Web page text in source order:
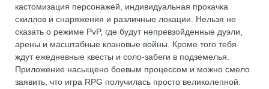
кастомизация персонажей, индивидуальная прокачка
скиллов и снаряжения и различные локации. Нельзя не
сказать о режиме PvP, где будут непревзойденные дуэли,
арены и масштабные клановые войны. Кроме того тебя
ждут ежедневные квесты и соло-забеги в подземелья.
Приложение насыщено боевым процессом и можно смело
заявить, что игра RPG получилась просто великолепной.